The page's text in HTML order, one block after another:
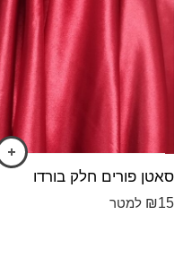
סאטן פורים חלק בורדו
₪15 למטר